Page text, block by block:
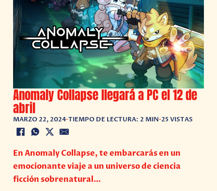
Anomaly Collapse llegará a PC el 12 de
abril
MARZO 22, 2024•TIEMPO DE LECTURA: 2 MIN•25 VISTAS
En Anomaly Collapse, te embarcarás en un
emocionante viaje a un universo de ciencia
ficción sobrenatural…